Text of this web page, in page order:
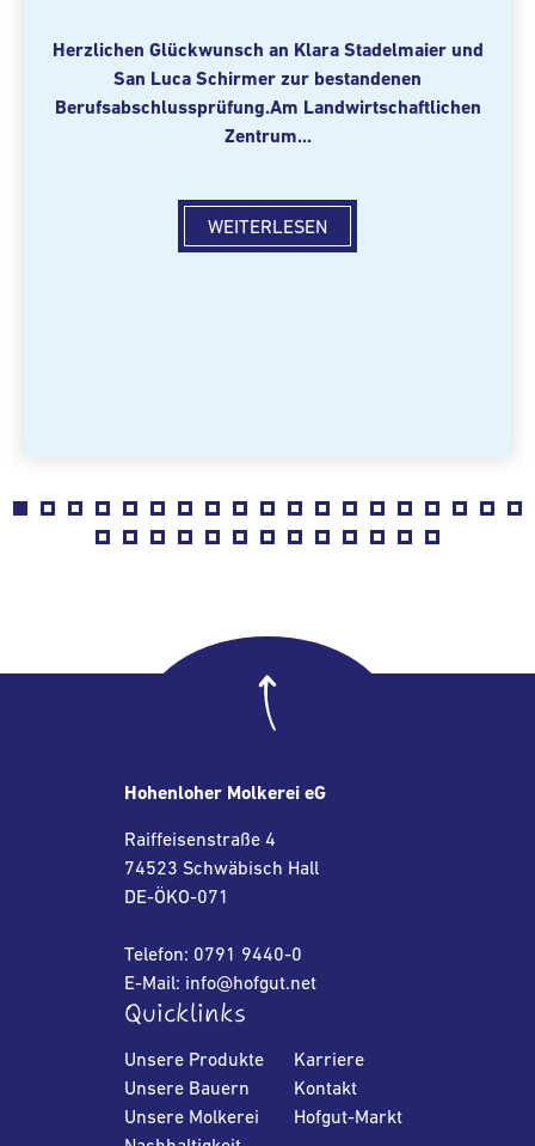
Herzlichen Glückwunsch an Klara Stadelmaier und
San Luca Schirmer zur bestandenen
Berufsabschlussprüfung.Am Landwirtschaftlichen
Zentrum...
WEITERLESEN
Hohenloher Molkerei eG
Raiffeisenstraße 4
74523 Schwäbisch Hall
DE-ÖKO-071
Telefon: 0791 9440-0
E-Mail: info@hofgut.net
Quicklinks
Unsere Produkte
Karriere
Unsere Bauern
Kontakt
Unsere Molkerei
Hofgut-Markt